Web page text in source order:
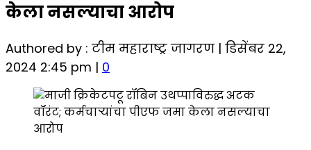
केला नसल्याचा आरोप
Authored by : टीम महाराष्ट्र जागरण | डिसेंबर 22,
2024 2:45 pm | 0